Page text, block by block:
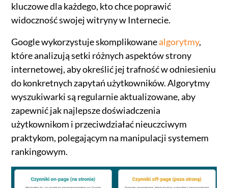
kluczowe dla każdego, kto chce poprawić
widoczność swojej witryny w Internecie.
Google wykorzystuje skomplikowanealgorytmy,
które analizują setki różnych aspektów strony
internetowej, aby określić jej trafność w odniesieniu
do konkretnych zapytań użytkowników. Algorytmy
wyszukiwarki są regularnie aktualizowane, aby
zapewnić jak najlepsze doświadczenia
użytkownikom i przeciwdziałać nieuczciwym
praktykom, polegającym na manipulacji systemem
rankingowym.